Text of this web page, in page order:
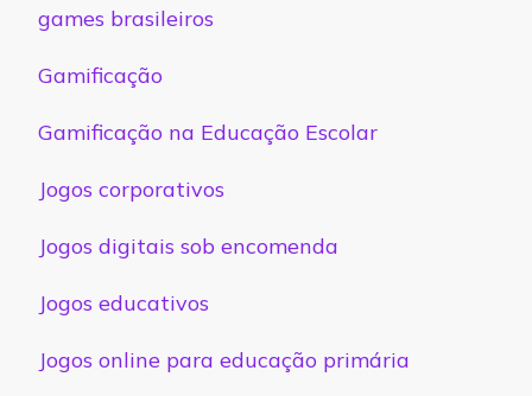
games brasileiros
Gamificação
Gamificação na Educação Escolar
Jogos corporativos
Jogos digitais sob encomenda
Jogos educativos
Jogos online para educação primária